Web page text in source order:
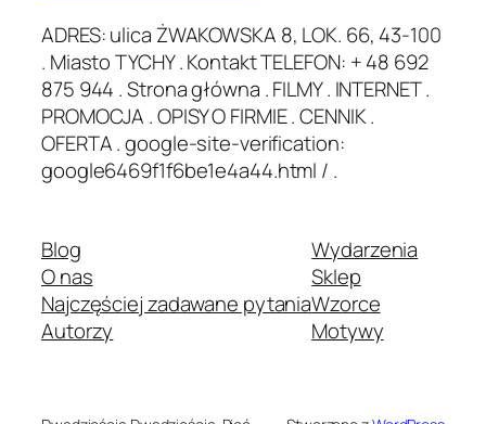
ADRES: ulica ŻWAKOWSKA 8, LOK. 66, 43-100
. Miasto TYCHY . Kontakt TELEFON: + 48 692
875 944 . Strona główna . FILMY . INTERNET .
PROMOCJA . OPISY O FIRMIE . CENNIK .
OFERTA . google-site-verification:
google6469f1f6be1e4a44.html / .
Blog
O nas
Najczęściej zadawane pytania
Autorzy
Wydarzenia
Sklep
Wzorce
Motywy